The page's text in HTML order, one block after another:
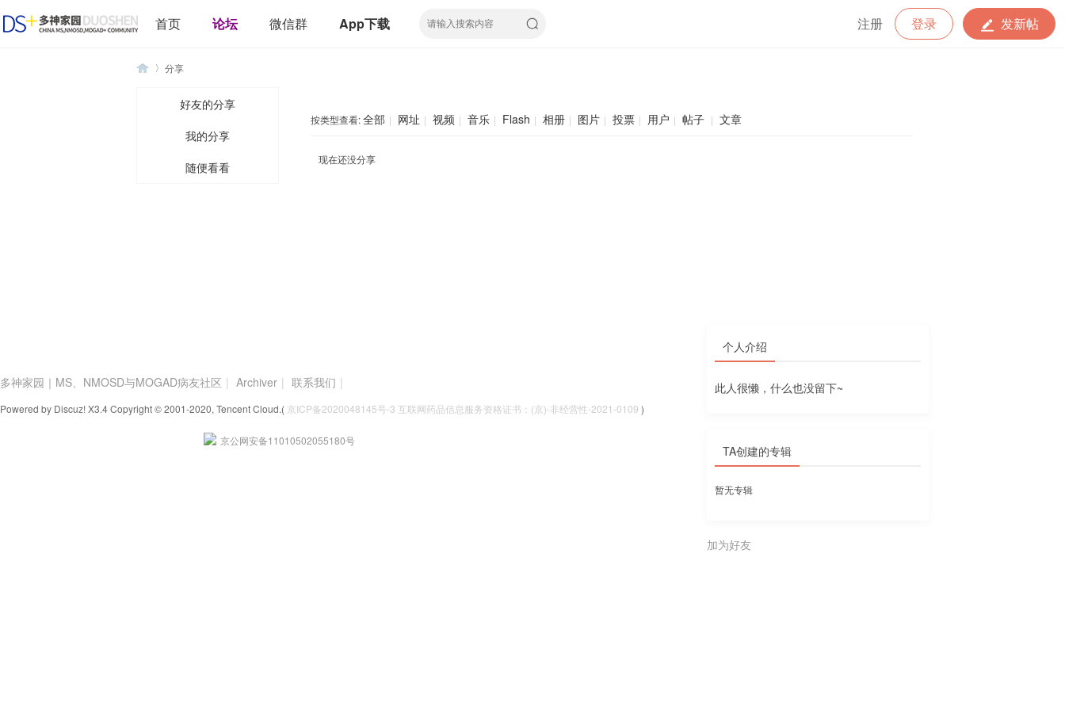
首页 论坛 微信群 App下载 发新帖
注册 登录
分享
好友的分享
我的分享
随便看看
按类型查看:全部 | 网址 | 视频 | 音乐 | Flash | 相册 | 图片 | 投票 | 用户 | 帖子 | 文章
现在还没分享
个人介绍
此人很懒，什么也没留下~
TA创建的专辑
暂无专辑
加为好友
多神家园｜MS、NMOSD与MOGAD病友社区 | Archiver | 联系我们 |
Powered by Discuz! X3.4 Copyright © 2001-2020, Tencent Cloud.( 京ICP备2020048145号-3 互联网药品信息服务资格证书：(京)-非经营性-2021-0109 )
京公网安备11010502055180号